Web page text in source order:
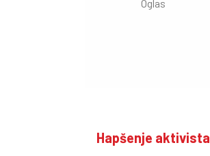
Hapšenje aktivista